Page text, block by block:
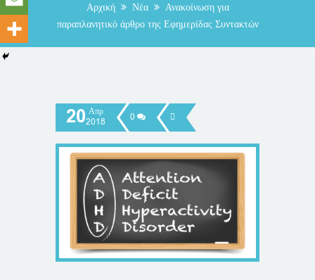
Αρχική Νέα
Ανακοίνωση για
παραπλανητικό άρθρο της Εφημερίδας Συντακτών
20 Απρ
2018
0